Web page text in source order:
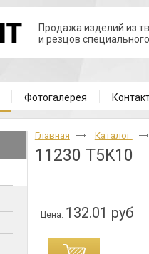
Продажа изделий из
и резцов
Фотогалерея
Главная Каталог
11230 T5K10
Цена: 132.01 руб